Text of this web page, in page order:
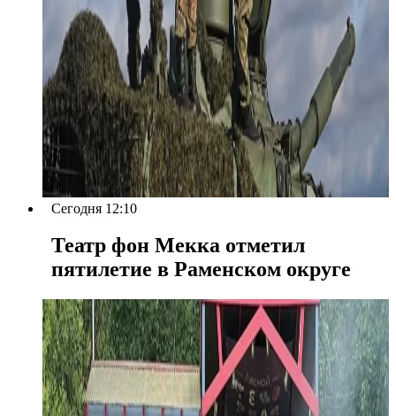
Сегодня 12:10
Театр фон Мекка отметил
пятилетие в Раменском округе